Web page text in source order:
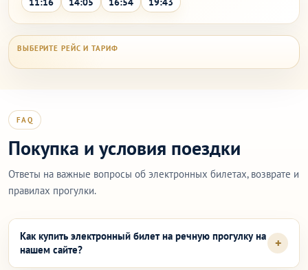
FAQ
Покупка и условия поездки
Ответы на важные вопросы об электронных билетах, возврате и
правилах прогулки.
Как купить электронный билет на речную прогулку на
нашем сайте?